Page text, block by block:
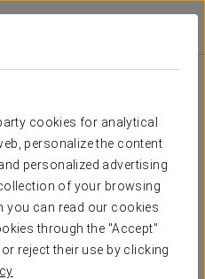
cookies for analytical
personalize the content
personalized advertising
of your browsing
you can read our cookies
through the "Accept"
reject their use by clicking
комфорт и
предоставляет в ваше
отличающихся спокойной и
оснащением в
в теплых тонах, чтобы вы
как дома.